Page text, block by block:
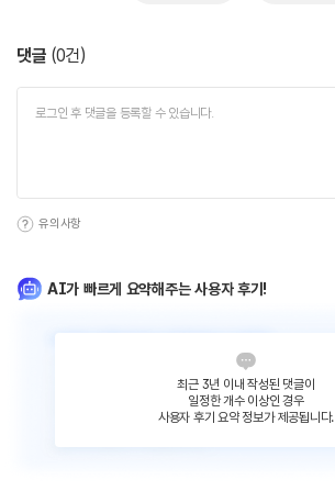
댓글 (0건)
유의사항
AI가 빠르게 요약해주는 사용자 후기!
최근 3년 이내 작성된 댓글이
일정한 개수 이상인 경우
사용자 후기 요약 정보가 제공됩니다.